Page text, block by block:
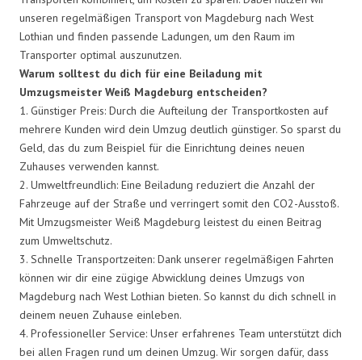
unseren regelmäßigen Transport von Magdeburg nach West
Lothian und finden passende Ladungen, um den Raum im
Transporter optimal auszunutzen.
Warum solltest du dich für eine Beiladung mit
Umzugsmeister Weiß Magdeburg entscheiden?
1. Günstiger Preis: Durch die Aufteilung der Transportkosten auf
mehrere Kunden wird dein Umzug deutlich günstiger. So sparst du
Geld, das du zum Beispiel für die Einrichtung deines neuen
Zuhauses verwenden kannst.
2. Umweltfreundlich: Eine Beiladung reduziert die Anzahl der
Fahrzeuge auf der Straße und verringert somit den CO2-Ausstoß.
Mit Umzugsmeister Weiß Magdeburg leistest du einen Beitrag
zum Umweltschutz.
3. Schnelle Transportzeiten: Dank unserer regelmäßigen Fahrten
können wir dir eine zügige Abwicklung deines Umzugs von
Magdeburg nach West Lothian bieten. So kannst du dich schnell in
deinem neuen Zuhause einleben.
4. Professioneller Service: Unser erfahrenes Team unterstützt dich
bei allen Fragen rund um deinen Umzug. Wir sorgen dafür, dass